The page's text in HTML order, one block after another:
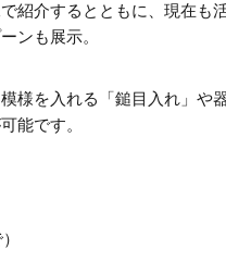
紹介するとともに、現在も
ンも展示。
様を入れる「鎚目入れ」や
能です。